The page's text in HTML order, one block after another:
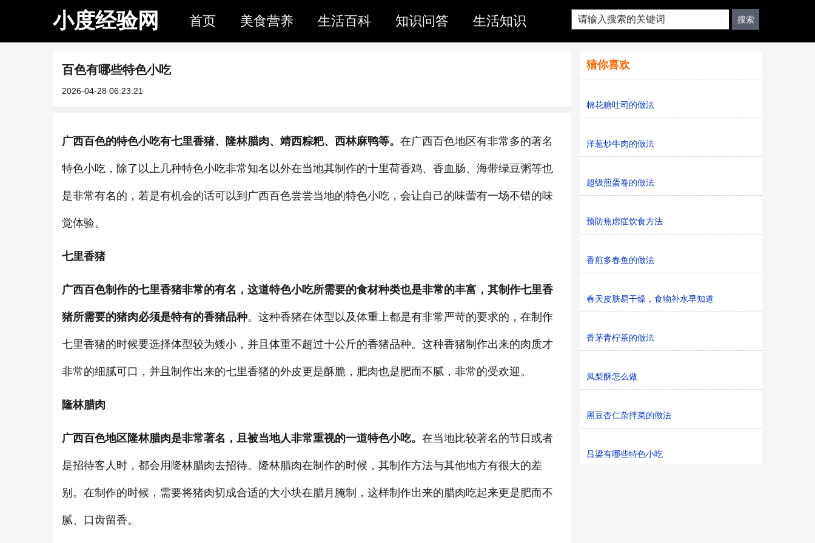
小度经验网 首页 美食营养 生活百科 知识问答 生活知识
百色有哪些特色小吃
2026-04-28 06:23:21
广西百色的特色小吃有七里香猪、隆林腊肉、靖西粽粑、西林麻鸭等。 在广西百色地区有非常多的著名
特色小吃，除了以上几种特色小吃非常知名以外在当地其制作的十里荷香鸡、香血肠、海带绿豆粥等也
是非常有名的，若是有机会的话可以到广西百色尝尝当地的特色小吃，会让自己的味蕾有一场不错的味
觉体验。
七里香猪
广西百色制作的七里香猪非常的有名，这道特色小吃所需要的食材种类也是非常的丰富，其制作七里香
猪所需要的猪肉必须是特有的香猪品种。这种香猪在体型以及体重上都是有非常严苛的要求的，在制作
七里香猪的时候要选择体型较为矮小，并且体重不超过十公斤的香猪品种。这种香猪制作出来的肉质才
非常的细腻可口，并且制作出来的七里香猪的外皮更是酥脆，肥肉也是肥而不腻，非常的受欢迎。
隆林腊肉
广西百色地区隆林腊肉是非常著名，且被当地人非常重视的一道特色小吃。 在当地比较著名的节日或者
是招待客人时，都会用隆林腊肉去招待。隆林腊肉在制作的时候，其制作方法与其他地方有很大的差
别。在制作的时候，需要将猪肉切成合适的大小块在腊月腌制，这样制作出来的腊肉吃起来更是肥而不
腻、口齿留香。
猜你喜欢
棉花糖吐司的做法
洋葱炒牛肉的做法
超级煎蛋卷的做法
预防焦虑症饮食方法
香煎多春鱼的做法
春天皮肤易干燥，食物补水早知道
香茅青柠茶的做法
凤梨酥怎么做
黑豆杏仁杂拌菜的做法
吕梁有哪些特色小吃